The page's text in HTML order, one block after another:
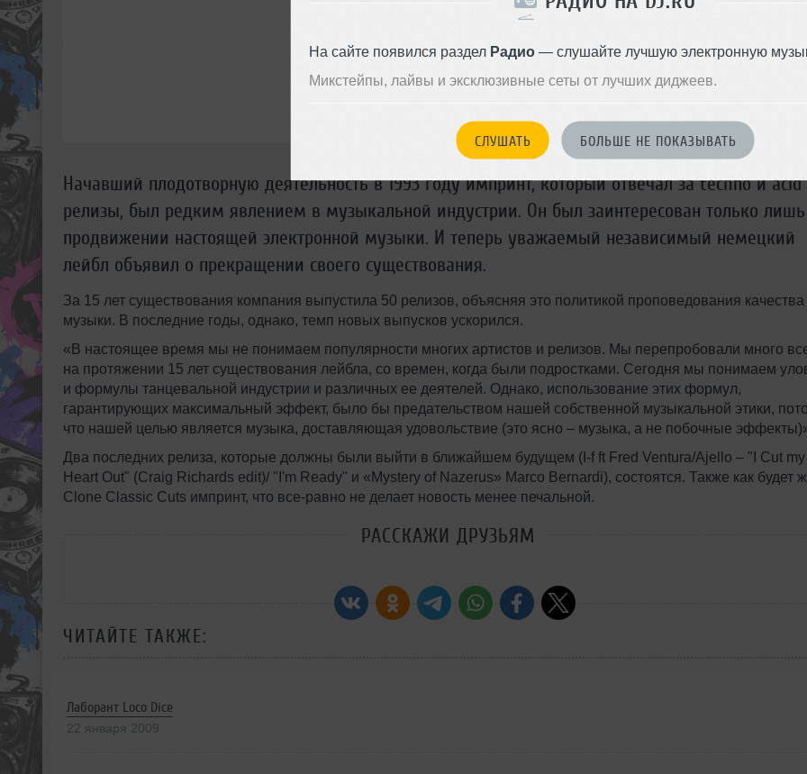
На сайте появился раздел Радио— слушайте лучшую электронную
Микстейпы, лайвы и эксклюзивные сеты от лучших диджеев.
СЛУШАТЬ БОЛЬШЕ НЕ ПОКАЗЫВАТЬ
Начавший плодотворную деятельность в 1993 году импринт, который отвечал за techno и acid
релизы, был редким явлением в музыкальной индустрии. Он был заинтересован только
продвижении настоящей электронной музыки. И теперь уважаемый независимый немецкий
лейбл объявил о прекращении своего существования.
За 15 лет существования компания выпустила 50 релизов, объясняя это политикой проповедования качества
музыки. В последние годы, однако, темп новых выпусков ускорился.
«В настоящее время мы не понимаем популярности многих артистов и релизов. Мы перепробовали много
на протяжении 15 лет существования лейбла, со времен, когда были подростками. Сегодня мы понимаем
и формулы танцевальной индустрии и различных ее деятелей. Однако, использование этих формул,
гарантирующих максимальный эффект, было бы предательством нашей собственной музыкальной этики,
что нашей целью является музыка, доставляющая удовольствие (это ясно – музыка, а не побочные
Два последних релиза, которые должны были выйти в ближайшем будущем (I-f ft Fred Ventura/Ajello – "I Cut my
Heart Out" (Craig Richards edit)/ "I'm Ready" и «Mystery of Nazerus» Marco Bernardi), состоятся. Также как будет
Clone Classic Cuts импринт, что все-равно не делает новость менее печальной.
РАССКАЖИ ДРУЗЬЯМ
ЧИТАЙТЕ ТАКЖЕ:
Лаборант Loco Dice
22 января 2009